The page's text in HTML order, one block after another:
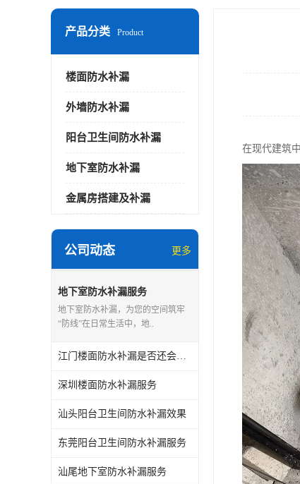
产品分类 Product
楼面防水补漏
外墙防水补漏
阳台卫生间防水补漏
地下室防水补漏
金属房搭建及补漏
公司动态 更多
地下室防水补漏服务
地下室防水补漏，为您的空间筑牢
“防线”在日常生活中，地..
江门楼面防水补漏是否还会漏水
深圳楼面防水补漏服务
汕头阳台卫生间防水补漏效果
东莞阳台卫生间防水补漏服务
汕尾地下室防水补漏服务
在现代建筑